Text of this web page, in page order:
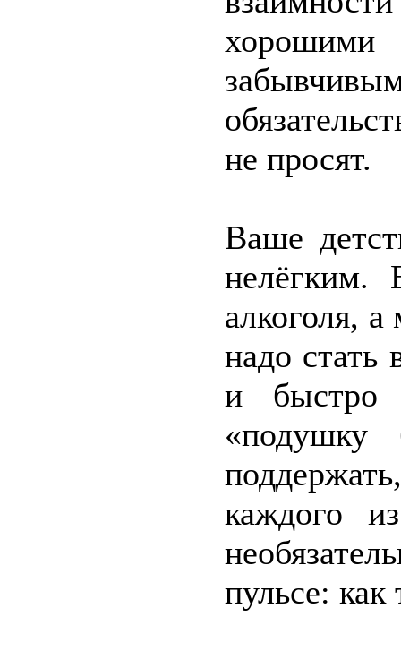
не просят.
Ваше
нелёгким.
алкоголя, а
надо стать
и быстро
«подушку
каждого
пульсе: как